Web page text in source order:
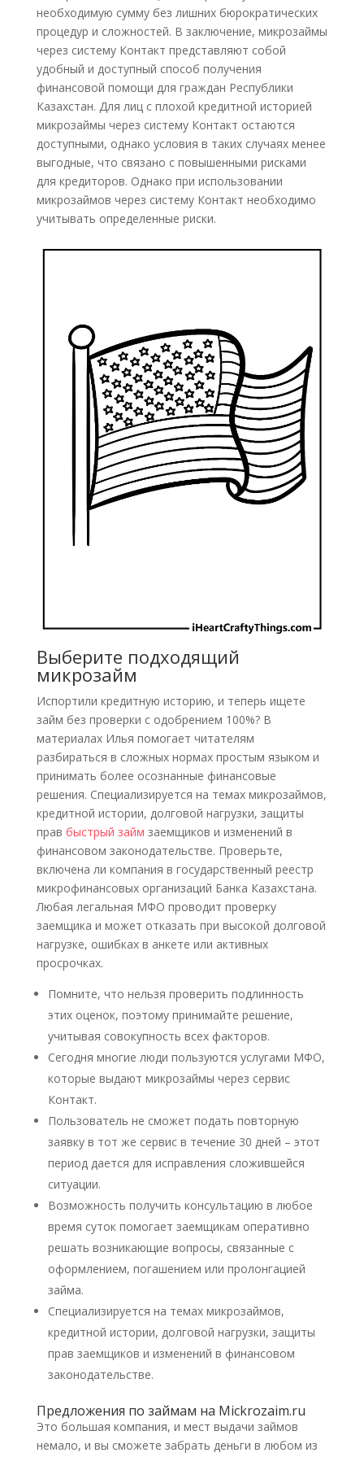
необходимую сумму без лишних бюрократических
процедур и сложностей. В заключение, микрозаймы
через систему Контакт представляют собой
удобный и доступный способ получения
финансовой помощи для граждан Республики
Казахстан. Для лиц с плохой кредитной историей
микрозаймы через систему Контакт остаются
доступными, однако условия в таких случаях менее
выгодные, что связано с повышенными рисками
для кредиторов. Однако при использовании
микрозаймов через систему Контакт необходимо
учитывать определенные риски.
Выберите подходящий
микрозайм
Испортили кредитную историю, и теперь ищете
займ без проверки с одобрением 100%? В
материалах Илья помогает читателям
разбираться в сложных нормах простым языком и
принимать более осознанные финансовые
решения. Специализируется на темах микрозаймов,
кредитной истории, долговой нагрузки, защиты
прав быстрый займ заемщиков и изменений в
финансовом законодательстве. Проверьте,
включена ли компания в государственный реестр
микрофинансовых организаций Банка Казахстана.
Любая легальная МФО проводит проверку
заемщика и может отказать при высокой долговой
нагрузке, ошибках в анкете или активных
просрочках.
Помните, что нельзя проверить подлинность
этих оценок, поэтому принимайте решение,
учитывая совокупность всех факторов.
Сегодня многие люди пользуются услугами МФО,
которые выдают микрозаймы через сервис
Контакт.
Пользователь не сможет подать повторную
заявку в тот же сервис в течение 30 дней – этот
период дается для исправления сложившейся
ситуации.
Возможность получить консультацию в любое
время суток помогает заемщикам оперативно
решать возникающие вопросы, связанные с
оформлением, погашением или пролонгацией
займа.
Специализируется на темах микрозаймов,
кредитной истории, долговой нагрузки, защиты
прав заемщиков и изменений в финансовом
законодательстве.
Предложения по займам на Mickrozaim.ru
Это большая компания, и мест выдачи займов
немало, и вы сможете забрать деньги в любом из